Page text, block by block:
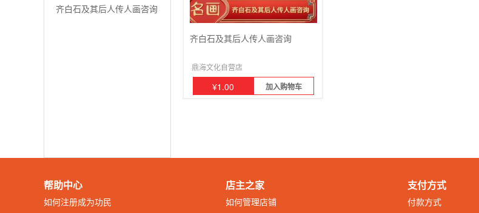
齐白石及其后人传人画咨询
齐白石及其后人传人画咨询
鼎海文化自营店
¥1.00 加入购物车
帮助中心
如何注册成为功民
店主之家
如何管理店铺
支付方式
付款方式